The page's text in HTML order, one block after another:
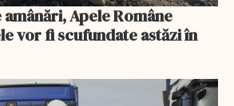
Apele Române
vor fi scufundate astăzi în